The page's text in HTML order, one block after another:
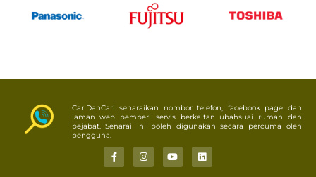
CariDanCari senaraikan nombor telefon, facebook page dan
laman web pemberi servis berkaitan ubahsuai rumah dan
pejabat. Senarai ini boleh digunakan secara percuma oleh
pengguna.